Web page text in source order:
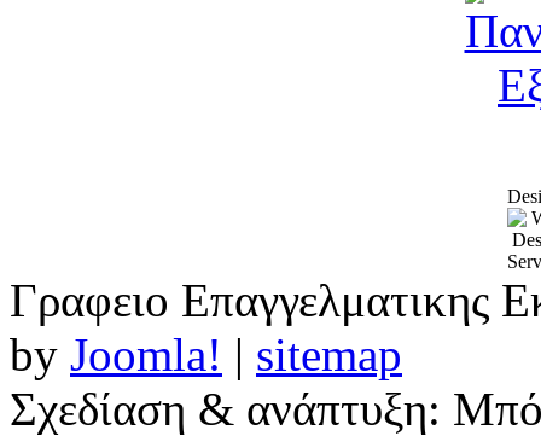
Γραφειο Επαγγελματικης
by Joomla! | sitemap
Σχεδίαση & ανάπτυξη: